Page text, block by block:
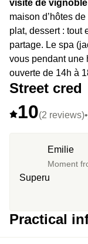
visite de vignoble
maison d’hôtes
plat, dessert : tout
partage. Le spa
vous pendant une
ouverte de 14h à
dans un château
Street cred
10(2 reviews)•
Emilie
Moment
Superu
Practical